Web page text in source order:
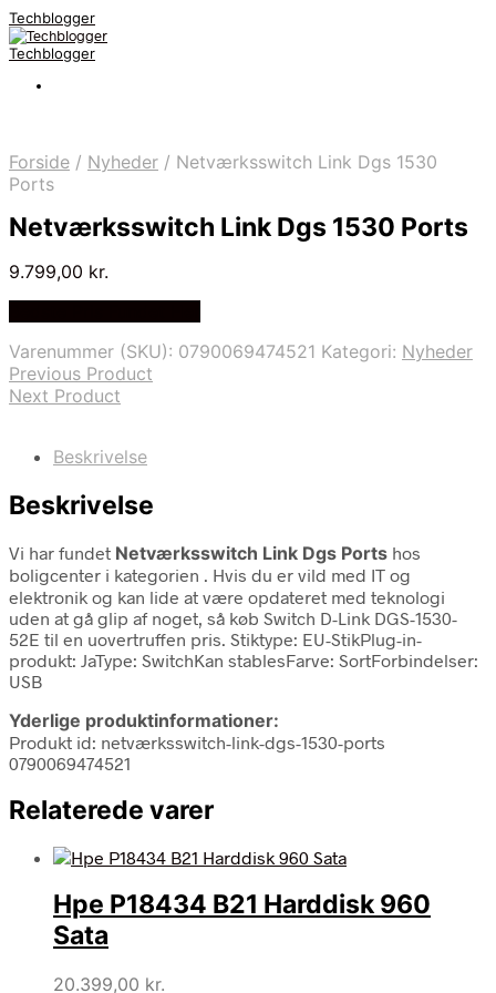
Techblogger
Techblogger
Forside / Nyheder / Netværksswitch Link Dgs 1530
Ports
Netværksswitch Link Dgs 1530 Ports
9.799,00 kr.
Varenummer (SKU): 0790069474521 Kategori: Nyheder
Previous Product
Next Product
Beskrivelse
Beskrivelse
Vi har fundet Netværksswitch Link Dgs Ports hos
boligcenter i kategorien . Hvis du er vild med IT og
elektronik og kan lide at være opdateret med teknologi
uden at gå glip af noget, så køb Switch D-Link DGS-1530-
52E til en uovertruffen pris. Stiktype: EU-StikPlug-in-
produkt: JaType: SwitchKan stablesFarve: SortForbindelser:
USB
Yderlige produktinformationer:
Produkt id: netværksswitch-link-dgs-1530-ports
0790069474521
Relaterede varer
Hpe P18434 B21 Harddisk 960
Sata
20.399,00 kr.